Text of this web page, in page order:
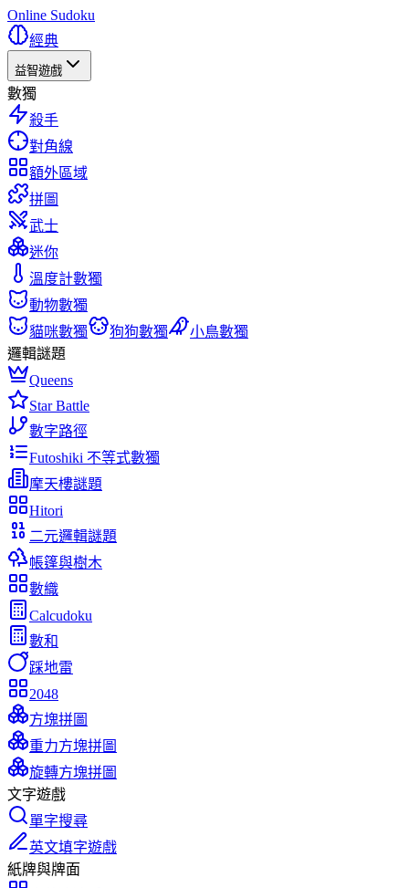
Online Sudoku
經典
益智遊戲
數獨
殺手
對角線
額外區域
拼圖
武士
迷你
溫度計數獨
動物數獨
貓咪數獨
狗狗數獨
小鳥數獨
邏輯謎題
Queens
Star Battle
數字路徑
Futoshiki 不等式數獨
摩天樓謎題
Hitori
二元邏輯謎題
帳篷與樹木
數織
Calcudoku
數和
踩地雷
2048
方塊拼圖
重力方塊拼圖
旋轉方塊拼圖
文字遊戲
單字搜尋
英文填字遊戲
紙牌與牌面